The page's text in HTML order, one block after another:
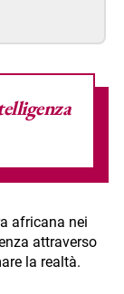
africana nei
attraverso
la realtà.